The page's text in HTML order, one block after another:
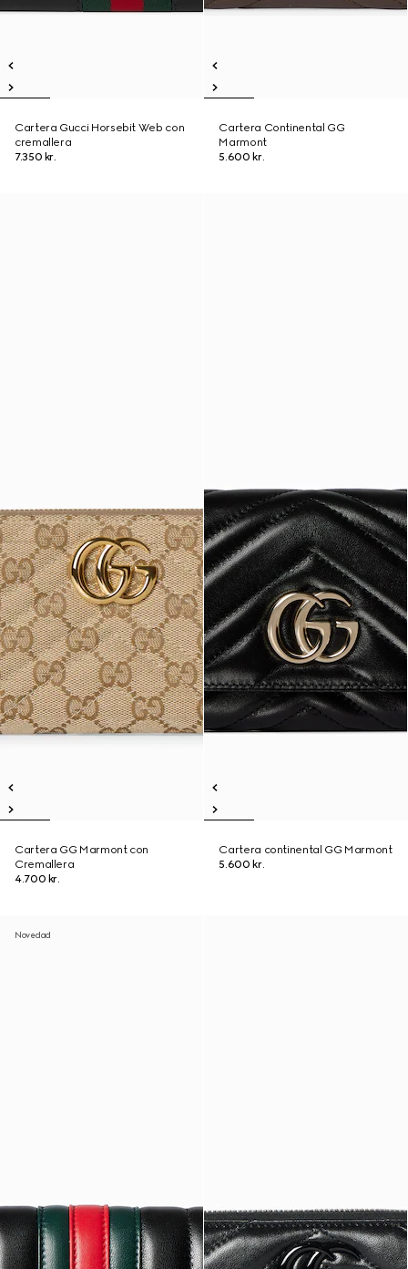
Cartera Gucci Horsebit Web con
cremallera
7.350 kr.
Cartera Continental GG
Marmont
5.600 kr.
Cartera GG Marmont con
Cremallera
4.700 kr.
Cartera continental GG Marmont
5.600 kr.
Novedad